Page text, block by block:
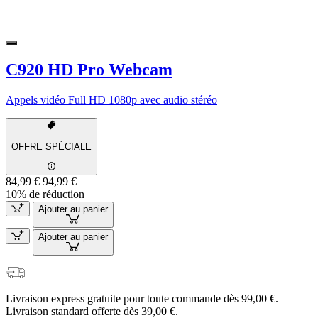
C920 HD Pro Webcam
Appels vidéo Full HD 1080p avec audio stéréo
OFFRE SPÉCIALE
84,99 € 94,99 €
10% de réduction
Ajouter au panier
Ajouter au panier
Livraison express gratuite pour toute commande dès 99,00 €.
Livraison standard offerte dès 39,00 €.